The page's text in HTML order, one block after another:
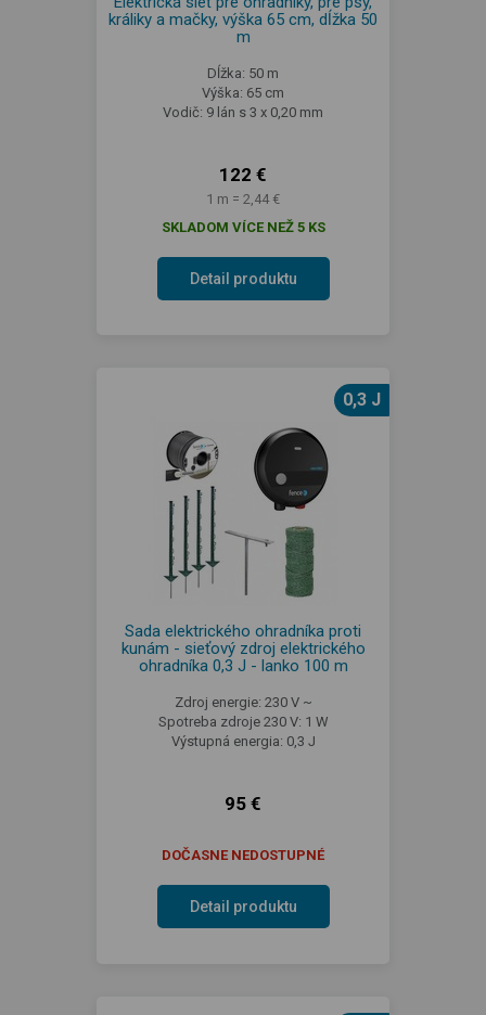
králiky a mačky, výška 65 cm, dĺžka 50
m
Dĺžka: 50 m
Výška: 65 cm
Vodič: 9 lán s 3 x 0,20 mm
122 €
1 m = 2,44 €
SKLADOM VÍCE NEŽ 5 KS
Detail produktu
0,3 J
Sada elektrického ohradníka proti
kunám - sieťový zdroj elektrického
ohradníka 0,3 J - lanko 100 m
Zdroj energie: 230 V ~
Spotreba zdroje 230 V: 1 W
Výstupná energia: 0,3 J
95 €
DOČASNE NEDOSTUPNÉ
Detail produktu